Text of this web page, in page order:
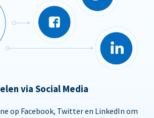
via Social Media
op Facebook, Twitter en LinkedIn om